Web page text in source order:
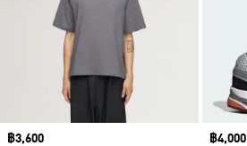
Price
฿3,600
Price
฿4,000